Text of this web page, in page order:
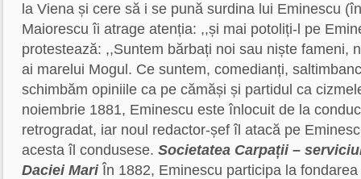
la Viena și cere să i se pună surdina lui Eminescu
Maiorescu îi atrage atenția: ,,și mai potoliți-l pe
protestează: ,,Suntem bărbați noi sau niște fameni,
ai marelui Mogul. Ce suntem, comedianți,
schimbăm opiniile ca pe cămăși și partidul ca
noiembrie 1881, Eminescu este înlocuit de la
retrogradat, iar noul redactor-șef îl atacă pe
acesta îl condusese. Societatea Carpații –
Daciei MariÎn 1882, Eminescu participa la